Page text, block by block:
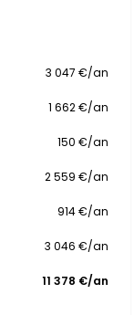
3 047 €/an
1 662 €/an
150 €/an
2 559 €/an
914 €/an
3 046 €/an
11 378 €/an